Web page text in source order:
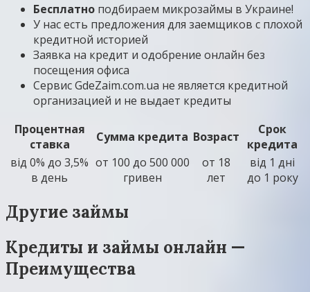
Бесплатно подбираем микрозаймы в Украине!
У нас есть предложения для заемщиков с плохой
кредитной историей
Заявка на кредит и одобрение онлайн без
посещения офиса
Сервис GdeZaim.com.ua не является кредитной
организацией и не выдает кредиты
Процентная
ставка
Сумма кредита Возраст
Срок
кредита
вiд 0% до 3,5%
в день
от 100 до 500 000
гривен
от 18
лет
вiд 1 днi
до 1 року
Другие займы
Кредиты и займы онлайн —
Преимущества